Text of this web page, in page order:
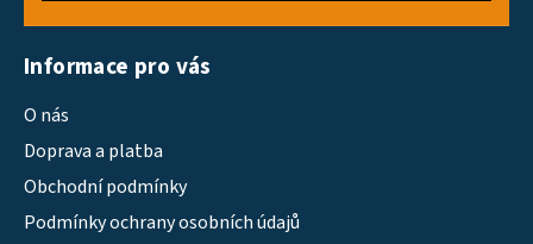
Informace pro vás
O nás
Doprava a platba
Obchodní podmínky
Podmínky ochrany osobních údajů